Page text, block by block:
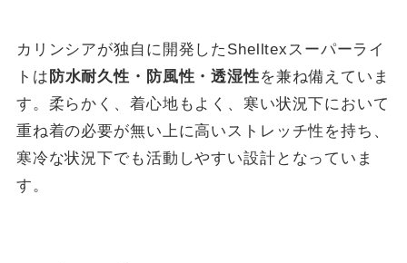
カリンシアが独自に開発したShelltexスーパーライ
トは防水耐久性・防風性・透湿性を兼ね備えていま
す。柔らかく、着心地もよく、寒い状況下において
重ね着の必要が無い上に高いストレッチ性を持ち、
寒冷な状況下でも活動しやすい設計となっていま
す。